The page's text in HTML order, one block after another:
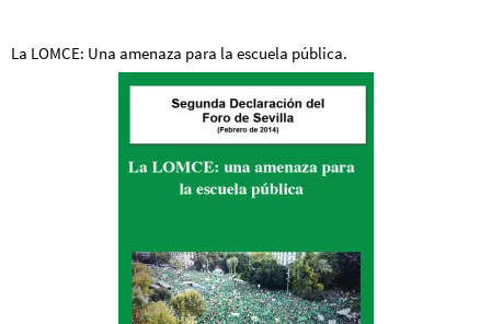
La LOMCE: Una amenaza para la escuela pública.